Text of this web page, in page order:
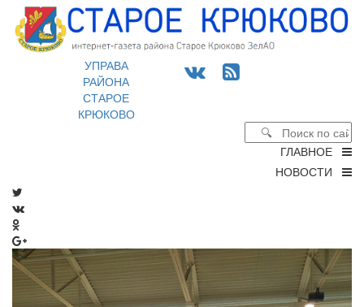
УПРАВА
РАЙОНА
СТАРОЕ
КРЮКОВО
ГЛАВНОЕ
НОВОСТИ